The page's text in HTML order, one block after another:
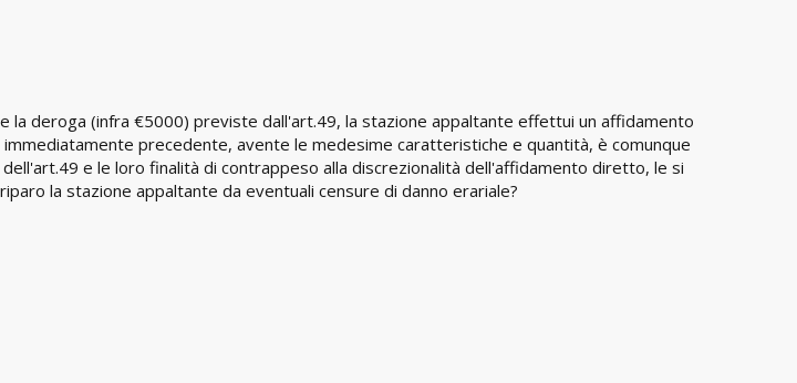
la deroga (infra €5000) previste dall'art.49, la stazione appaltante effettui un affidamento
precedente, avente le medesime caratteristiche e quantità, è comunque
e le loro finalità di contrappeso alla discrezionalità dell'affidamento diretto, le si
la stazione appaltante da eventuali censure di danno erariale?